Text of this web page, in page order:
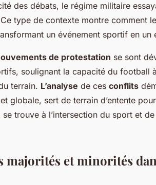
des débats, le régime militaire
type de contexte montre comment
un événement sportif en
de protestation se sont
soulignant la capacité du football
terrain. L’analyse de ces conflits
globale, sert de terrain d’entente
trouve à l’intersection du sport et
majorités et minorités